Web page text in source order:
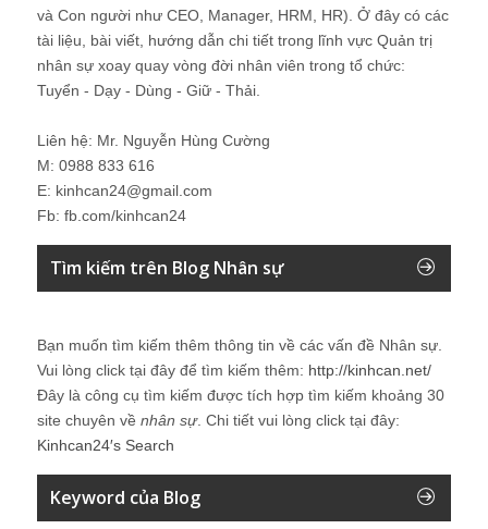
và Con người như CEO, Manager, HRM, HR). Ở đây có các
tài liệu, bài viết, hướng dẫn chi tiết trong lĩnh vực Quản trị
nhân sự xoay quay vòng đời nhân viên trong tổ chức:
Tuyển - Dạy - Dùng - Giữ - Thải.
Liên hệ: Mr. Nguyễn Hùng Cường
M: 0988 833 616
E: kinhcan24@gmail.com
Fb: fb.com/kinhcan24
Tìm kiếm trên Blog Nhân sự
Bạn muốn tìm kiếm thêm thông tin về các vấn đề Nhân sự
Vui lòng click tại đây để tìm kiếm thêm: http://kinhcan.net/
Đây là công cụ tìm kiếm được tích hợp tìm kiếm khoảng 30
site chuyên về nhân sự. Chi tiết vui lòng click tại đây:
Kinhcan24′s Search
Keyword của Blog